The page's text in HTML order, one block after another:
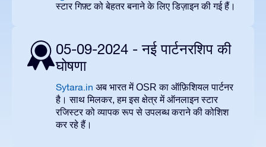
स्टार गिफ़्ट को बेहतर बनाने के लिए डिज़ाइन की गई हैं।
05-09-2024 - नई पार्टनरशिप की
घोषणा
Sytara.in अब भारत मेंOSRका ऑफ़िशियल पार्टनर
है। साथ मिलकर,हम इस क्षेत्र में ऑनलाइन स्टार
रजिस्टर को व्यापक रूप से उपलब्ध कराने की कोशिश
कर रहे हैं।